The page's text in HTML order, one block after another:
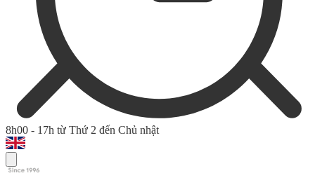
8h00 - 17h từ Thứ 2 đến Chủ nhật